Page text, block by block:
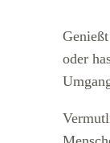
oder